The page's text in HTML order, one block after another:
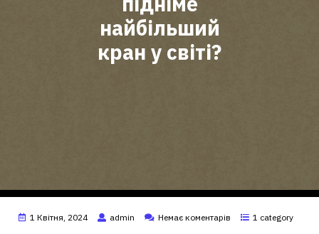
найбільший
кран у світі?
1 Квітня, 2024 admin Немає коментарів 1 category